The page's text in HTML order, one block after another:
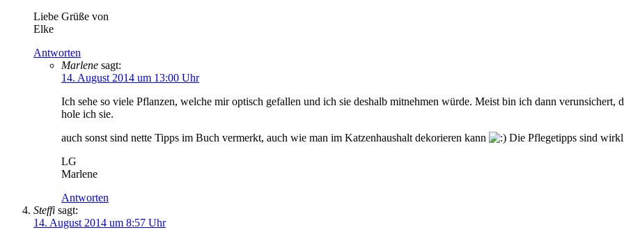
Liebe Grüße von
Elke
Antworten
Marlene sagt:
14. August 2014 um 13:00 Uhr
Ich sehe so viele Pflanzen, welche mir optisch gefallen und ich sie deshalb mitnehmen würde. Meist bin ich dann verunsichert,
hole ich sie.
auch sonst sind nette Tipps im Buch vermerkt, auch wie man im Katzenhaushalt dekorieren kann
Die Pflegetipps sind
LG
Marlene
Antworten
Steffi sagt:
14. August 2014 um 8:57 Uhr